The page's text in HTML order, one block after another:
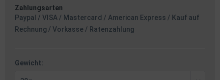
Zahlungsarten
Paypal / VISA / Mastercard / American Express / Kauf auf
Rechnung / Vorkasse / Ratenzahlung
Gewicht: